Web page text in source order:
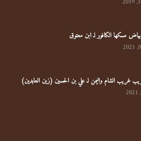
مسكها الكافور لـ ابن معتوق
غريب الشام واليمن لـ علي بن الحسين (زين العابدين)